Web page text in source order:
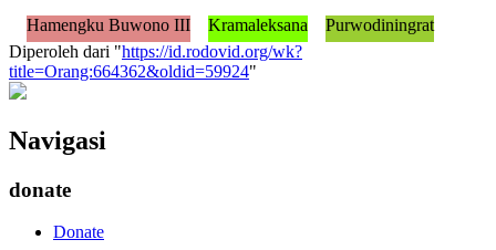
Hamengku Buwono III Kramaleksana
Purwodiningrat
Diperoleh dari "https://id.rodovid.org/wk?
title=Orang:664362&oldid=59924"
Navigasi
donate
Donate